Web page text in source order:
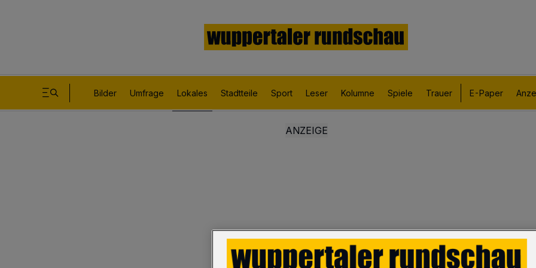
Bilder Umfrage Lokales Stadtteile Sport Leser Kolumne Spiele Trauer E-Paper